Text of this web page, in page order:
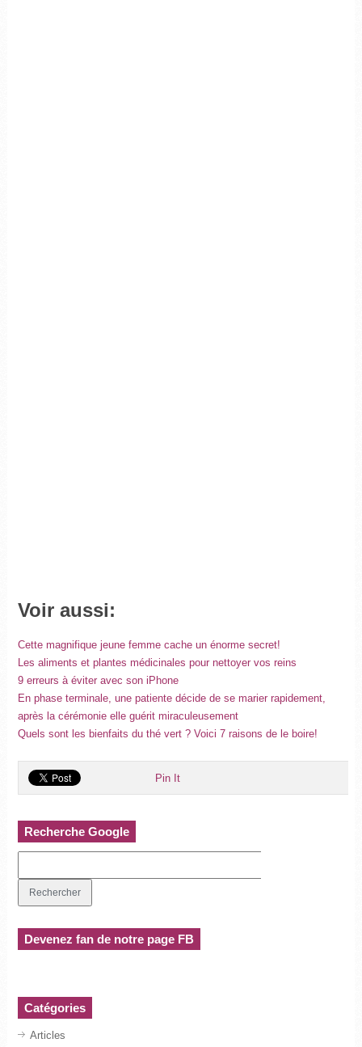
Voir aussi:
Cette magnifique jeune femme cache un énorme secret!
Les aliments et plantes médicinales pour nettoyer vos reins
9 erreurs à éviter avec son iPhone
En phase terminale, une patiente décide de se marier rapidement,
après la cérémonie elle guérit miraculeusement
Quels sont les bienfaits du thé vert ? Voici 7 raisons de le boire!
Pin It
Recherche Google
Devenez fan de notre page FB
Catégories
Articles